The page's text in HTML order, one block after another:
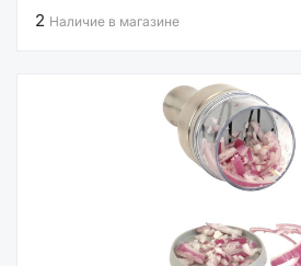
2 Наличие в магазине